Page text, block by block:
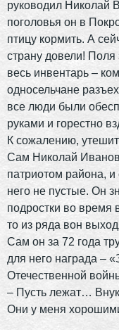
руководил Николай
поголовья он в
птицу кормить. А
страну довели! Поля
весь инвентарь –
односельчане
все люди были
руками и горестно
К сожалению,
Сам Николай
патриотом района, и
него не пустые. Он
подростки во время
то из ряда вон
Сам он за 72 года
для него награда –
Отечественной
– Пусть лежат…
Они у меня